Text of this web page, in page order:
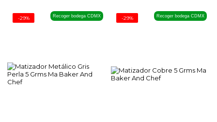
Recoger bodega CDMX
-29% Recoger bodega CDMX
-29%